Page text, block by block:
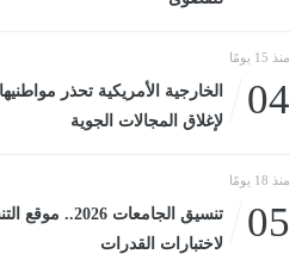
منذ 15 يومًا
04
الخارجية الأمريكية تحذر
لإغلاق المجالات الجوية
منذ 18 يومًا
05
تنسيق
لاختبارات القدرات